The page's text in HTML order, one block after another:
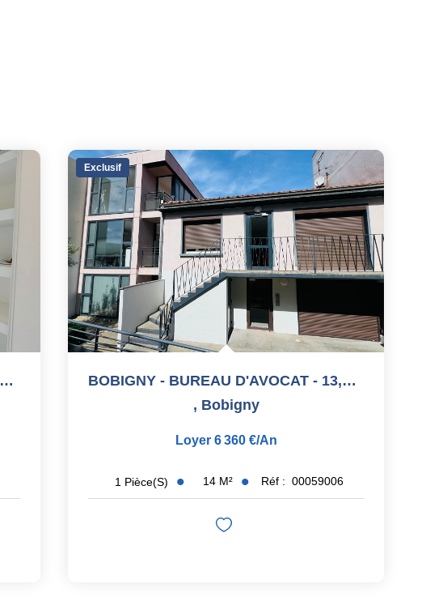
BOBIGNY - BUREAU D'AVOCAT - 10,50 M2
Exclusif
BOBIGNY - BUREAU D'AVOCAT - 13,50 M2
, Bobigny
Loyer 6 360 €/an
1 Pièce(s) 14 M² Réf : 00059006